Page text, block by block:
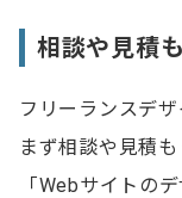
相談や見積
フリーランスデ
まず相談や見積
「Webサイトの